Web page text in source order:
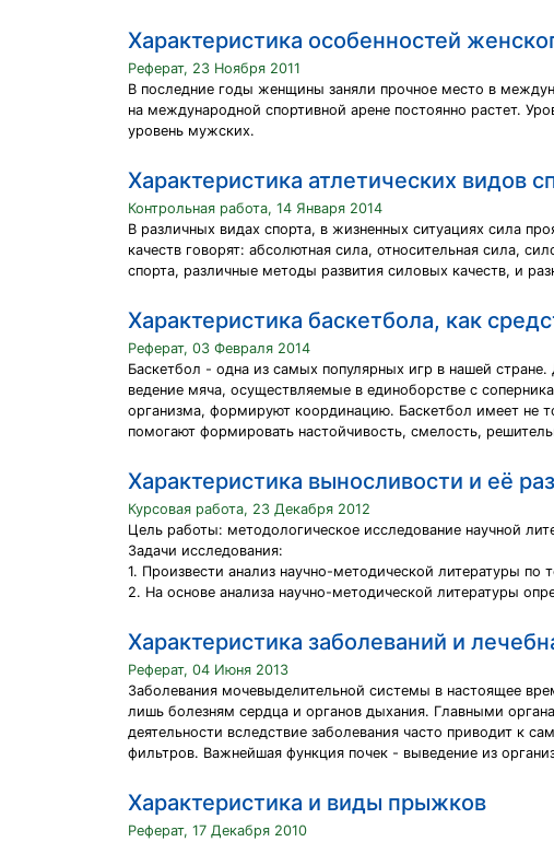
Характеристика особенностей
Реферат, 23 Ноября 2011
В последние годы женщины заняли прочное место в
на международной спортивной арене постоянно растет.
уровень мужских.
Характеристика атлетических видов
Контрольная работа, 14 Января 2014
В различных видах спорта, в жизненных ситуациях сила
качеств говорят: абсолютная сила, относительная сила,
спорта, различные методы развития силовых качеств, и
Характеристика баскетбола, как
Реферат, 03 Февраля 2014
Баскетбол - одна из самых популярных игр в нашей
ведение мяча, осуществляемые в единоборстве с
организма, формируют координацию. Баскетбол имеет не
помогают формировать настойчивость, смелость,
Характеристика выносливости и её
Курсовая работа, 23 Декабря 2012
Цель работы: методологическое исследование научной
Задачи исследования:
1. Произвести анализ научно-методической литературы по
2. На основе анализа научно-методической литературы
Характеристика заболеваний и
Реферат, 04 Июня 2013
Заболевания мочевыделительной системы в настоящее
лишь болезням сердца и органов дыхания. Главными
деятельности вследствие заболевания часто приводит к
фильтров. Важнейшая функция почек - выведение из
Характеристика и виды прыжков
Реферат, 17 Декабря 2010